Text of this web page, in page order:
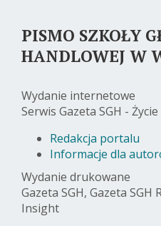
PISMO SZKOŁY
HANDLOWEJ W
Wydanie internetowe
Serwis Gazeta SGH -
Redakcja portalu
Informacje dla
Wydanie drukowane
Gazeta SGH, Gazeta SGH
Insight